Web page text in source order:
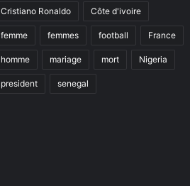
Cristiano Ronaldo Côte d'ivoire
femme femmes football France
homme mariage mort Nigeria
president senegal